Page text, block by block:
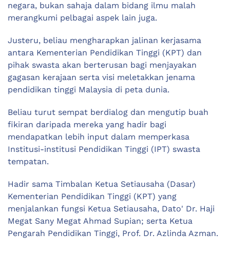
negara, bukan sahaja dalam bidang ilmu malah
merangkumi pelbagai aspek lain juga.
Justeru, beliau mengharapkan jalinan kerjasama
antara Kementerian Pendidikan Tinggi (KPT) dan
pihak swasta akan berterusan bagi menjayakan
gagasan kerajaan serta visi meletakkan jenama
pendidikan tinggi Malaysia di peta dunia.
Beliau turut sempat berdialog dan mengutip buah
fikiran daripada mereka yang hadir bagi
mendapatkan lebih input dalam memperkasa
Institusi-institusi Pendidikan Tinggi (IPT) swasta
tempatan.
Hadir sama Timbalan Ketua Setiausaha (Dasar)
Kementerian Pendidikan Tinggi (KPT) yang
menjalankan fungsi Ketua Setiausaha, Dato' Dr. Haji
Megat Sany Megat Ahmad Supian; serta Ketua
Pengarah Pendidikan Tinggi, Prof. Dr. Azlinda Azman.